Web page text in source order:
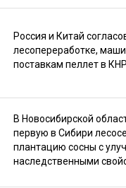
Россия и Китай
лесопереработке,
поставкам пеллет в КНР
В Новосибирской
первую в Сибири
плантацию сосны с
наследственными